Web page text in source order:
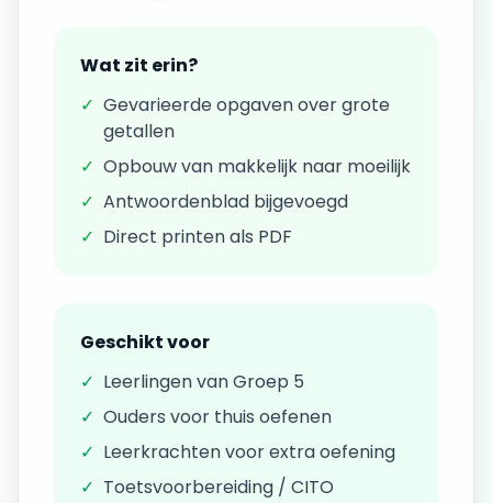
Wat zit erin?
✓ Gevarieerde opgaven overgrote
getallen
✓ Opbouw van makkelijk naar moeilijk
✓ Antwoordenblad bijgevoegd
✓ Direct printen als PDF
Geschikt voor
✓ Leerlingen vanGroep 5
✓ Ouders voor thuis oefenen
✓ Leerkrachten voor extra oefening
✓ Toetsvoorbereiding / CITO